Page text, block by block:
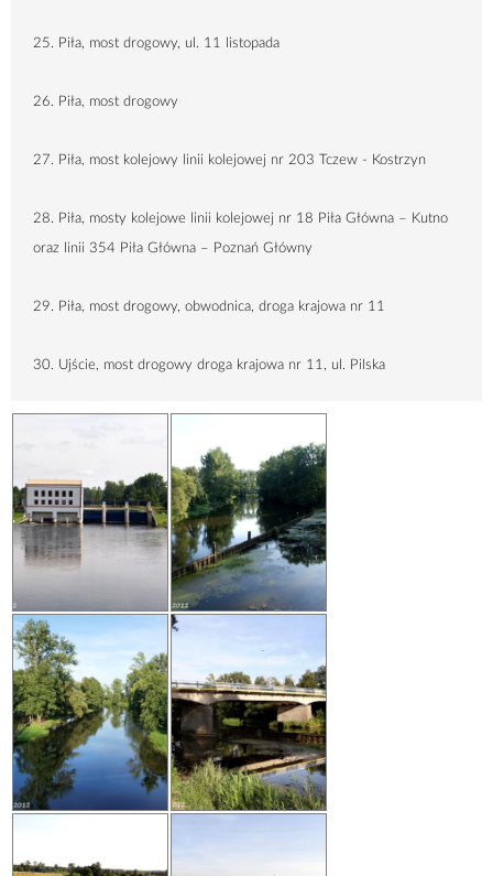
25. Piła, most drogowy, ul. 11 listopada
26. Piła, most drogowy
27. Piła, most kolejowy linii kolejowej nr 203 Tczew - Kostrzyn
28. Piła, mosty kolejowe linii kolejowej nr 18 Piła Główna – Kutno
oraz linii 354 Piła Główna – Poznań Główny
29. Piła, most drogowy, obwodnica, droga krajowa nr 11
30. Ujście, most drogowy droga krajowa nr 11, ul. Pilska